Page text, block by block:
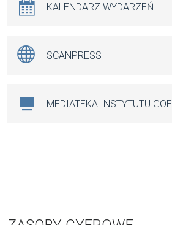
KALENDARZ WYDARZEŃ
SCANPRESS
MEDIATEKA INSTYTUTU